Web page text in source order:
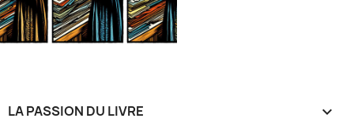
LA PASSION DU LIVRE 